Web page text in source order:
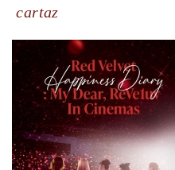
cartaz